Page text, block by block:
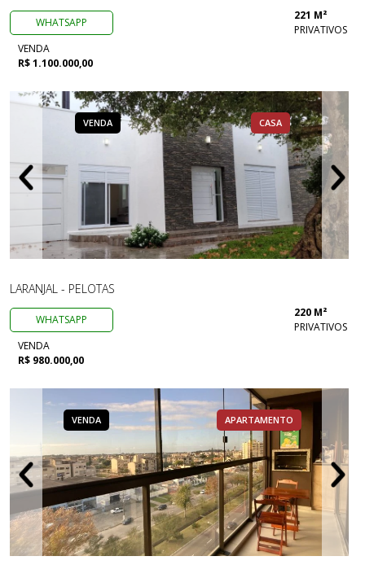
WHATSAPP
221 M²
PRIVATIVOS
VENDA
R$ 1.100.000,00
VENDA CASA
LARANJAL - PELOTAS
WHATSAPP
220 M²
PRIVATIVOS
VENDA
R$ 980.000,00
VENDA APARTAMENTO